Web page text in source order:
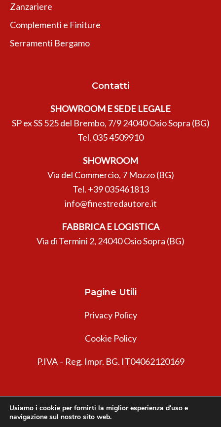
Zanzariere
Complementi e Finiture
Serramenti Bergamo
Contatti
SHOWROOM E SEDE LEGALE
SP ex SS 525 del Brembo, 7/9 24040 Osio Sopra (BG)
Tel. 035 4509910
SHOWROOM
Via del Commercio, 7 Mozzo (BG)
Tel. +39 035461813
info@finestredautore.it
FABBRICA E LOGISTICA
Via di Termini 2, 24040 Osio Sopra (BG)
Pagine Utili
Privacy Policy
Cookie Policy
P.IVA – Reg. Impr. BG. IT04062120169
Usiamo i cookie per fornirti la miglior esperienza d'uso e
navigazione sul nostro sito web.